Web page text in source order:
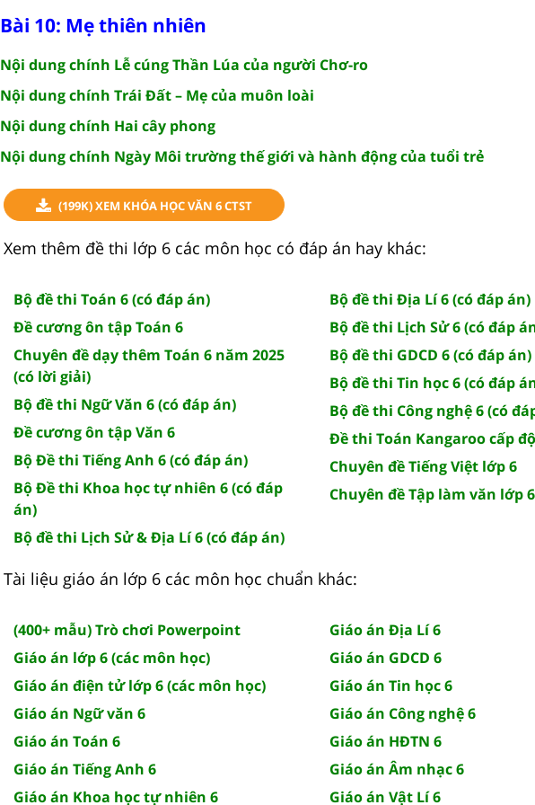
Bài 10: Mẹ thiên nhiên
Nội dung chính Lễ cúng Thần Lúa của người Chơ-ro
Nội dung chính Trái Đất – Mẹ của muôn loài
Nội dung chính Hai cây phong
Nội dung chính Ngày Môi trường thế giới và hành động của tuổi trẻ
(199K) XEM KHÓA HỌC VĂN 6 CTST
Xem thêm đề thi lớp 6 các môn học có đáp án hay khác:
Bộ đề thi Toán 6 (có đáp án)
Đề cương ôn tập Toán 6
Chuyên đề dạy thêm Toán 6 năm 2025
(có lời giải)
Bộ đề thi Ngữ Văn 6 (có đáp án)
Đề cương ôn tập Văn 6
Bộ Đề thi Tiếng Anh 6 (có đáp án)
Bộ Đề thi Khoa học tự nhiên 6 (có đáp
án)
Bộ đề thi Lịch Sử & Địa Lí 6 (có đáp án)
Bộ đề thi Địa Lí 6 (có đáp án)
Bộ đề thi Lịch Sử 6 (có đáp
Bộ đề thi GDCD 6 (có đáp án)
Bộ đề thi Tin học 6 (có đáp
Bộ đề thi Công nghệ 6 (có
Đề thi Toán Kangaroo cấp
Chuyên đề Tiếng Việt lớp 6
Chuyên đề Tập làm văn lớp 6
Tài liệu giáo án lớp 6 các môn học chuẩn khác:
(400+ mẫu) Trò chơi Powerpoint
Giáo án lớp 6 (các môn học)
Giáo án điện tử lớp 6 (các môn học)
Giáo án Ngữ văn 6
Giáo án Toán 6
Giáo án Tiếng Anh 6
Giáo án Khoa học tự nhiên 6
Giáo án Địa Lí 6
Giáo án GDCD 6
Giáo án Tin học 6
Giáo án Công nghệ 6
Giáo án HĐTN 6
Giáo án Âm nhạc 6
Giáo án Vật Lí 6